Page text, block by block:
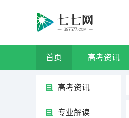
首页 高考资讯
高考资讯
专业解读